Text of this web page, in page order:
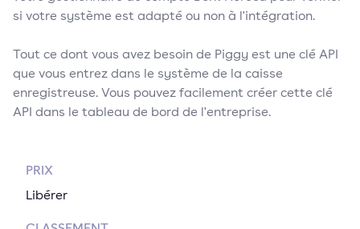
si votre système est adapté ou non à l'intégration.
Tout ce dont vous avez besoin de Piggy est une clé API
que vous entrez dans le système de la caisse
enregistreuse. Vous pouvez facilement créer cette clé
API dans le tableau de bord de l'entreprise.
PRIX
Libérer